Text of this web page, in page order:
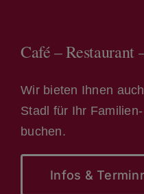
Café – Restaurant
Wir bieten Ihnen
Stadl für Ihr
buchen.
Infos &